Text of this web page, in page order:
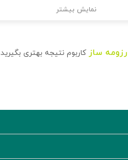
نمایش بیشتر
رزومه ساز کاربوم نتیجه بهتری بگیرید